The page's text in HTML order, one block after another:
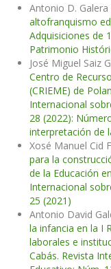
Antonio D. Galera
altofranquismo
Adquisiciones de
Patrimonio
José Miguel Saiz
Centro de
(CRIEME) de
Internacional
28 (2022):
interpretación de
Xosé Manuel Cid
para la
de la Educación
Internacional
25 (2021)
Antonio David
la infancia en la I
laborales e
Cabás. Revista